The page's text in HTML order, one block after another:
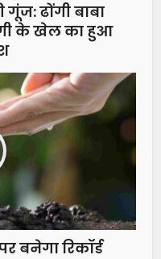
ढोंगी बाबा
के खेल का हुआ
बनेगा रिकॉर्ड